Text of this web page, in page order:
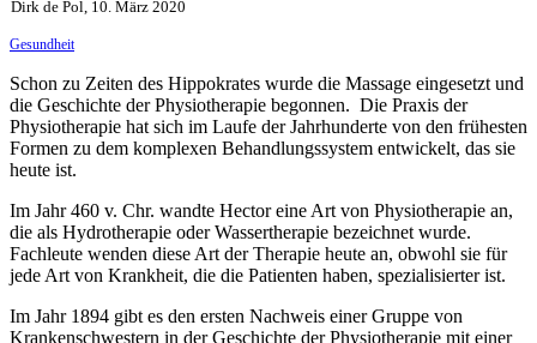
Dirk de Pol, 10. März 2020
Gesundheit
Schon zu Zeiten des Hippokrates wurde die Massage eingesetzt und
die Geschichte der Physiotherapie begonnen. Die Praxis der
Physiotherapie hat sich im Laufe der Jahrhunderte von den frühesten
Formen zu dem komplexen Behandlungssystem entwickelt, das sie
heute ist.
Im Jahr 460 v. Chr. wandte Hector eine Art von Physiotherapie an,
die als Hydrotherapie oder Wassertherapie bezeichnet wurde.
Fachleute wenden diese Art der Therapie heute an, obwohl sie für
jede Art von Krankheit, die die Patienten haben, spezialisierter ist.
Im Jahr 1894 gibt es den ersten Nachweis einer Gruppe von
Krankenschwestern in der Geschichte der Physiotherapie mit einer